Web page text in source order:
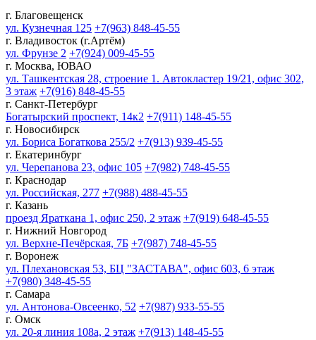
г. Благовещенск
ул. Кузнечная 125 +7(963) 848-45-55
г. Владивосток (г.Артём)
ул. Фрунзе 2 +7(924) 009-45-55
г. Москва, ЮВАО
ул. Ташкентская 28, строение 1. Автокластер 19/21, офис 302,
3 этаж +7(916) 848-45-55
г. Санкт-Петербург
Богатырский проспект, 14к2 +7(911) 148-45-55
г. Новосибирск
ул. Бориса Богаткова 255/2 +7(913) 939-45-55
г. Екатеринбург
ул. Черепанова 23, офис 105 +7(982) 748-45-55
г. Краснодар
ул. Российская, 277 +7(988) 488-45-55
г. Казань
проезд Яраткана 1, офис 250, 2 этаж +7(919) 648-45-55
г. Нижний Новгород
ул. Верхне-Печёрская, 7Б +7(987) 748-45-55
г. Воронеж
ул. Плехановская 53, БЦ "ЗАСТАВА", офис 603, 6 этаж
+7(980) 348-45-55
г. Самара
ул. Антонова-Овсеенко, 52 +7(987) 933-55-55
г. Омск
ул. 20-я линия 108а, 2 этаж +7(913) 148-45-55